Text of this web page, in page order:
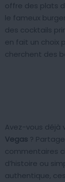
offre des plats
le fameux burger
des cocktails
en fait un choix
cherchent des
Avez-vous déjà
Vegas ?
commentaires
d’histoire ou
authentique,